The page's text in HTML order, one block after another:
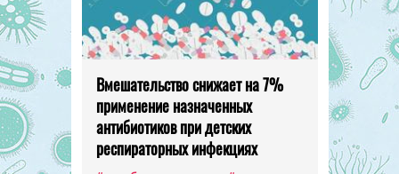
Вмешательство снижает на 7%
применение назначенных
антибиотиков при детских
респираторных инфекциях